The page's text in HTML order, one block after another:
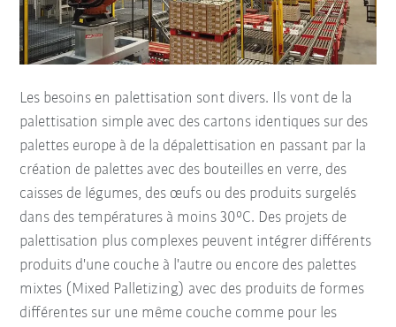
Les besoins en palettisation sont divers. Ils vont de la
palettisation simple avec des cartons identiques sur des
palettes europe à de la dépalettisation en passant par la
création de palettes avec des bouteilles en verre, des
caisses de légumes, des œufs ou des produits surgelés
dans des températures à moins 30°C. Des projets de
palettisation plus complexes peuvent intégrer différents
produits d'une couche à l'autre ou encore des palettes
mixtes (Mixed Palletizing) avec des produits de formes
différentes sur une même couche comme pour les